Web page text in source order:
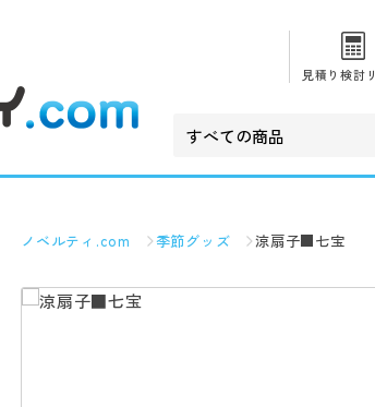
見積り検討
ノベルティ.com 季節グッズ 涼扇子■七宝